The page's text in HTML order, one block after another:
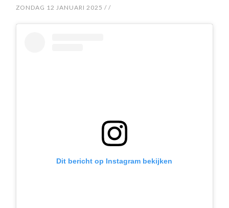
ZONDAG 12 JANUARI 2025 //
Dit bericht op Instagram bekijken